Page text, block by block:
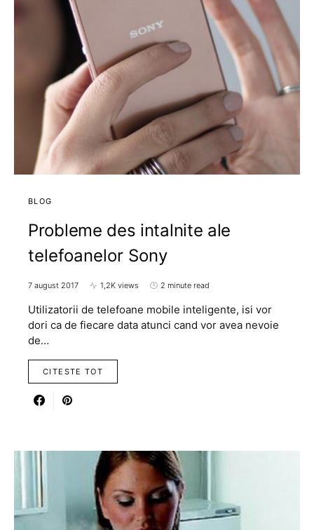
BLOG
Probleme des intalnite ale
telefoanelor Sony
7 august 2017 1,2K views 2 minute read
Utilizatorii de telefoane mobile inteligente, isi vor
dori ca de fiecare data atunci cand vor avea nevoie
de…
CITESTE TOT